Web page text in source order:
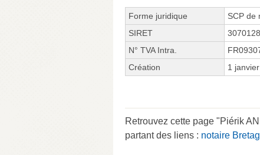
Forme juridique
SCP de
SIRET
N° TVA Intra.
Création
1
Retrouvez cette page "Piérik
partant des liens : notaire